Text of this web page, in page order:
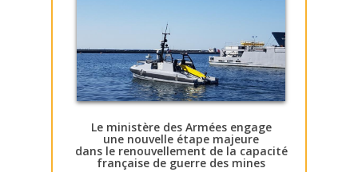
Le ministère des Armées engage
une nouvelle étape majeure
dans le renouvellement de la capacité
française de guerre des mines